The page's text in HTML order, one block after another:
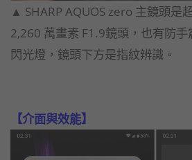
▲ SHARP AQUOS zero 主鏡頭是
2,260 萬畫素 F1.9鏡頭，也有防手
閃光燈，鏡頭下方是指紋辨識。
【介面與效能】